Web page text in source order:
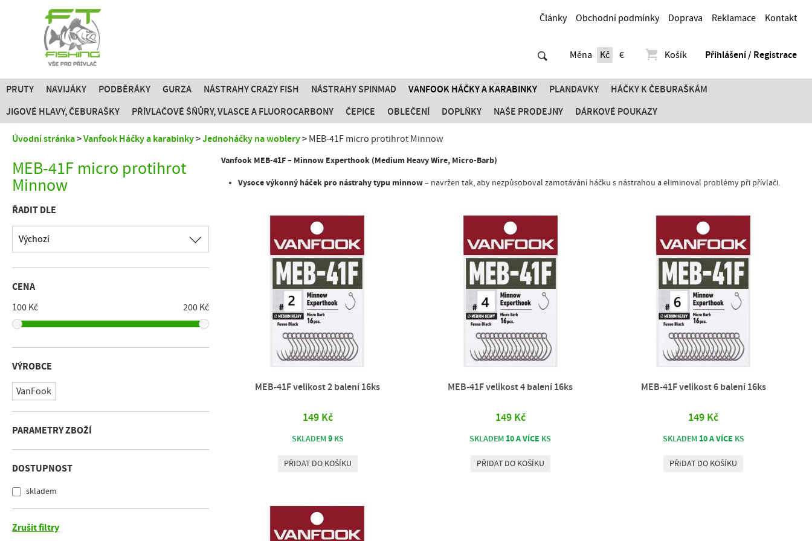
Články Obchodní podmínky Doprava Reklamace Kontakt
Měna Kč € Košík Přihlášení / Registrace
PRUTY NAVIJÁKY PODBĚRÁKY GURZA NÁSTRAHY CRAZY FISH NÁSTRAHY SPINMAD VANFOOK HÁČKY A KARABINKY PLANDAVKY HÁČKY K ČEBURAŠKÁM
JIGOVÉ HLAVY, ČEBURAŠKY PŘÍVLAČOVÉ ŠŇŮRY, VLASCE A FLUOROCARBONY ČEPICE OBLEČENÍ DOPLŇKY NAŠE PRODEJNY DÁRKOVÉ POUKAZY
Úvodní stránka Vanfook Háčky a karabinky Jednoháčky na woblery MEB-41F micro protihrot Minnow
MEB-41F micro protihrot
Minnow
ŘADIT DLE
Výchozí
CENA
100 Kč
200 Kč
VÝROBCE
VanFook
PARAMETRY ZBOŽÍ
DOSTUPNOST
skladem
Zrušit filtry
Vanfook MEB-41F – Minnow Experthook (Medium Heavy Wire, Micro-Barb)
Vysoce výkonný háček pro nástrahy typu minnow– navržen tak, aby nezpůsoboval zamotávání háčku s nástrahou a eliminoval problémy při přívlači.
MEB-41F velikost 2 balení 16ks
149 Kč
SKLADEM9KS
PŘIDAT DO KOŠÍKU
MEB-41F velikost 4 balení 16ks
149 Kč
SKLADEM 10 A VÍCE KS
PŘIDAT DO KOŠÍKU
MEB-41F velikost 6 balení 16ks
149 Kč
SKLADEM 10 A VÍCE KS
PŘIDAT DO KOŠÍKU